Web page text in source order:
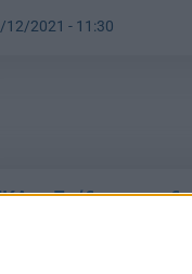
αίτηση Α21 για το
[…]
12/2021 - 11:30
– Επίδομα
– Δικαιούχοι
παιδιού Α21: Στις